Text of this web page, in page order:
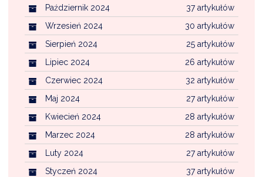
37 artykułów
Październik 2024
30 artykułów
Wrzesień 2024
25 artykułów
Sierpień 2024
26 artykułów
Lipiec 2024
32 artykułów
Czerwiec 2024
27 artykułów
Maj 2024
28 artykułów
Kwiecień 2024
28 artykułów
Marzec 2024
27 artykułów
Luty 2024
37 artykułów
Styczeń 2024